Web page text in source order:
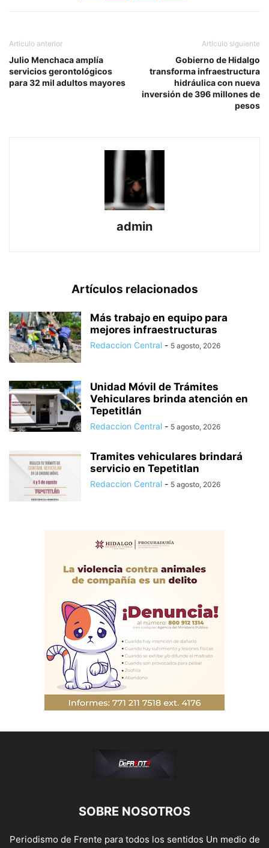
Artículo anterior
Julio Menchaca amplía
servicios gerontológicos
para 32 mil adultos mayores
Artículo siguiente
Gobierno de Hidalgo
transforma infraestructura
hidráulica con nueva
inversión de 396 millones de
pesos
admin
Artículos relacionados
Más trabajo en equipo para
mejores infraestructuras
Redaccion Central - 5 agosto, 2026
Unidad Móvil de Trámites
Vehiculares brinda atención en
Tepetitlán
Redaccion Central - 5 agosto, 2026
Tramites vehiculares brindará
servicio en Tepetitlan
Redaccion Central - 5 agosto, 2026
SOBRE NOSOTROS
Periodismo de Frente para todos los sentidos Un medio de